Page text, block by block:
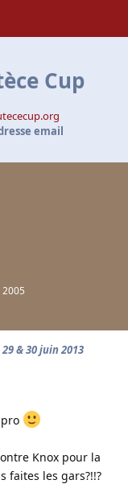
Cup
email
2005
& 30 juin 2013
Knox pour la
faites les gars?!!?